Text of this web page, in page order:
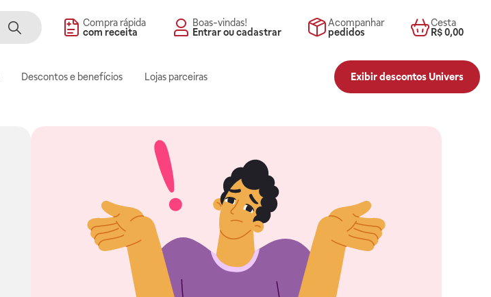
Compra rápida
com receita
Boas-vindas!
Entrar ou cadastrar
Acompanhar
pedidos
Cesta
R$ 0,00
Descontos e benefícios Lojas parceiras Exibir descontos Univers